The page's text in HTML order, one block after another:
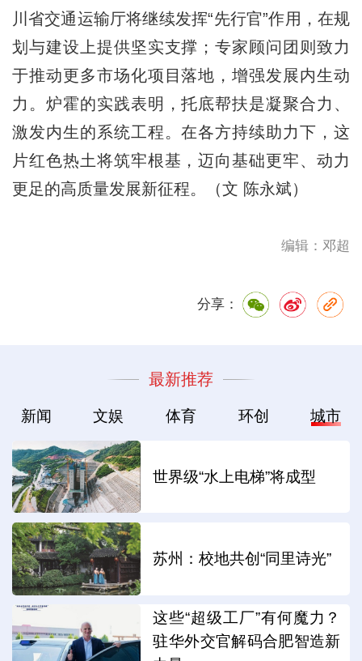
川省交通运输厅将继续发挥“先行官”作用，在规
划与建设上提供坚实支撑；专家顾问团则致力
于推动更多市场化项目落地，增强发展内生动
力。炉霍的实践表明，托底帮扶是凝聚合力、
激发内生的系统工程。在各方持续助力下，这
片红色热土将筑牢根基，迈向基础更牢、动力
更足的高质量发展新征程。（文 陈永斌）
编辑：邓超
分享：
最新推荐
新闻 文娱 体育 环创 城市
世界级“水上电梯”将成型
苏州：校地共创“同里诗光”
这些“超级工厂”有何魔力？
驻华外交官解码合肥智造新